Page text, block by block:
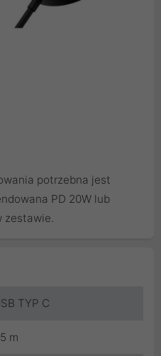
potrzebna jest
PD 20W lub
zestawie.
TYP C
m